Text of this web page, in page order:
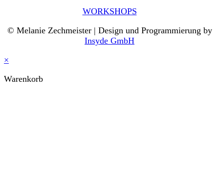
WORKSHOPS
© Melanie Zechmeister | Design und Programmierung by
Insyde GmbH
×
Warenkorb